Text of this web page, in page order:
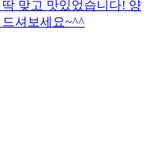
맞고 맛있었습니다! 양
셔보세요~^^